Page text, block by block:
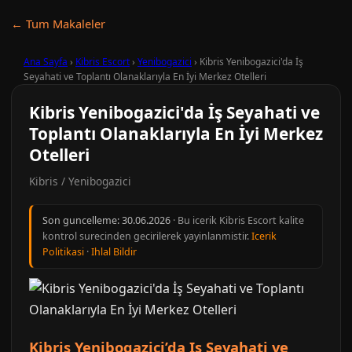
← Tum Makaleler
Ana Sayfa › Kibris Escort› Yenibogazici › Kibris Yenibogazici'da İş
Seyahati ve Toplantı Olanaklarıyla En İyi Merkez Otelleri
Kibris Yenibogazici'da İş Seyahati ve
Toplantı Olanaklarıyla En İyi Merkez
Otelleri
Kibris / Yenibogazici
Son guncelleme:30.06.2026 · Bu icerik Kibris Escort kalite
kontrol surecinden gecirilerek yayinlanmistir.Icerik
Politikasi ·Ihlal Bildir
Kibris Yenibogazici’da Is Seyahati ve